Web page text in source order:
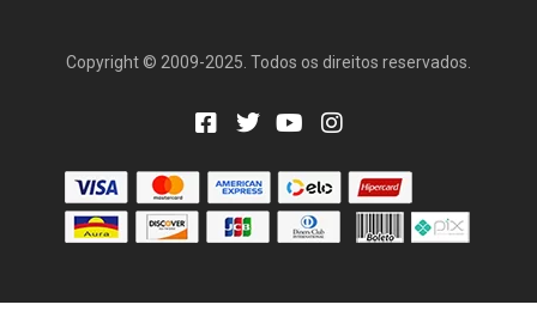
Copyright © 2009-2025. Todos os direitos reservados.